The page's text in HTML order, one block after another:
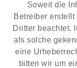
Soweit die
Betreiber
Dritter beachtet.
als solche
eine
bitten wir um